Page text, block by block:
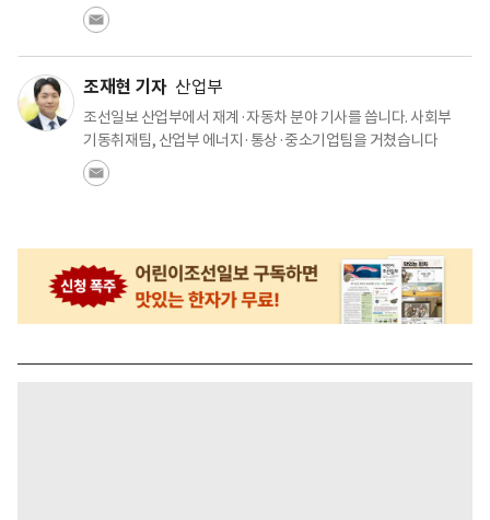
조재현 기자 산업부
조선일보 산업부에서 재계·자동차 분야 기사를 씁니다. 사회부
기동취재팀, 산업부 에너지·통상·중소기업팀을 거쳤습니다